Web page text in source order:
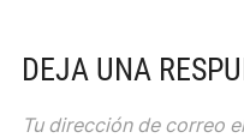
DEJA UNA
Tu dirección de correo